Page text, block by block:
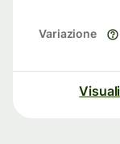
Variazione